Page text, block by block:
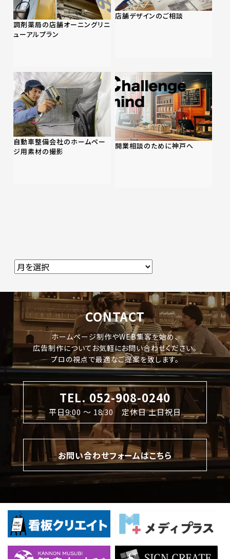
調剤薬局の店舗オーニングリニ
ューアルプラン
店舗デザインのご相談
自動車整備会社のホームペー
ジ用素材の撮影
開業相談のために神戸へ
CONTACT
ホームページ制作やWEB集客を始め、
広告制作についてお気軽にお問い合わせください。
プロの視点で最適なご提案を致します。
TEL. 052-908-0240
平日9:00 〜 18:30 定休日 土日祝日
お問い合わせフォームはこちら